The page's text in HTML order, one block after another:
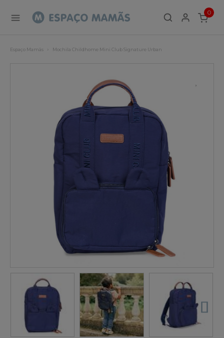
0
ITEMS
Espaço Mamãs Mochila Childhome Mini Club Signature Urban